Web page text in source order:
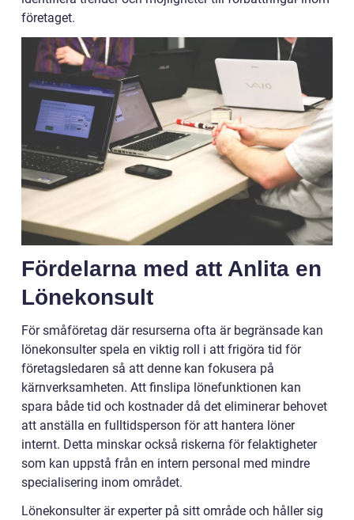
företaget.
Fördelarna med att Anlita en
Lönekonsult
För småföretag där resurserna ofta är begränsade kan
lönekonsulter spela en viktig roll i att frigöra tid för
företagsledaren så att denne kan fokusera på
kärnverksamheten. Att finslipa lönefunktionen kan
spara både tid och kostnader då det eliminerar behovet
att anställa en fulltidsperson för att hantera löner
internt. Detta minskar också riskerna för felaktigheter
som kan uppstå från en intern personal med mindre
specialisering inom området.
Lönekonsulter är experter på sitt område och håller sig